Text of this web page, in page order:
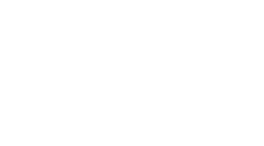
desembaraçar o cabelo com um pente de
e condicionamento.